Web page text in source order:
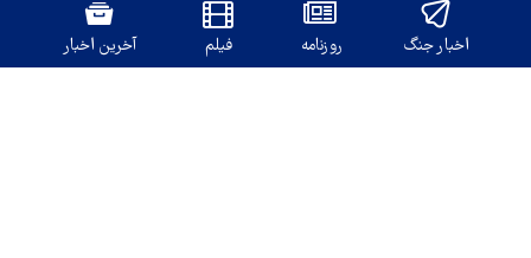
رژیم صهیونیستی
اخبار جنگ روزنامه فیلم آخرین اخبار